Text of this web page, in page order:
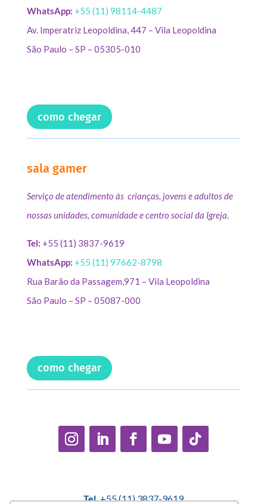
WhatsApp: +55 (11) 98114-4487
Av. Imperatriz Leopoldina, 447 – Vila Leopoldina
São Paulo – SP – 05305-010
como chegar
sala gamer
Serviço de atendimento às crianças, jovens e adultos de
nossas unidades, comunidade e centro social da Igreja.
Tel: +55 (11) 3837-9619
WhatsApp: +55 (11) 97662-8798
Rua Barão da Passagem,971 – Vila Leopoldina
São Paulo – SP – 05087-000
como chegar
Tel.+55 (11) 3837-9619